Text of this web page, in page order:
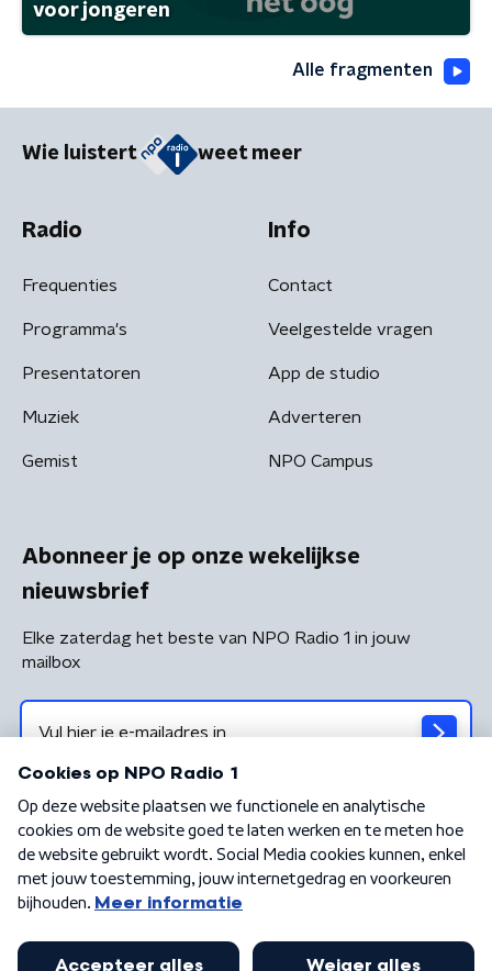
voor jongeren
Alle fragmenten
Wie luistert weet meer
Radio
Frequenties
Programma's
Presentatoren
Muziek
Gemist
Info
Contact
Veelgestelde vragen
App de studio
Adverteren
NPO Campus
Abonneer je op onze wekelijkse
nieuwsbrief
Elke zaterdag het beste van NPO Radio 1 in jouw
mailbox
Algemene voorwaarden